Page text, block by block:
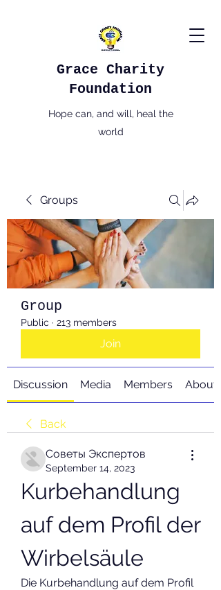
Grace Charity
Foundation
Hope can, and will, heal the
world
Groups
Group
Public · 213 members
Join
Discussion Media Members About
Back
Советы Экспертов
September 14, 2023
Kurbehandlung
auf dem Profil der
Wirbelsäule
Die Kurbehandlung auf dem Profil